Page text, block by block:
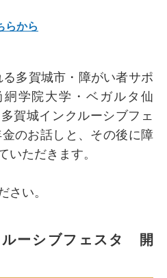
らから
多賀城市・障がい者サポ
学院大学・ベガルタ仙
賀城インクルーシブフェ
のお話しと、その後に障
いただきます。
さい。
ルーシブフェスタ 開